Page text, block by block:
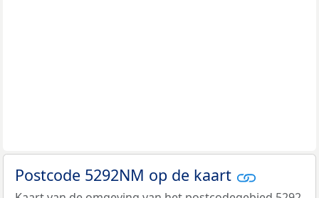
Postcode 5292NM op de kaart